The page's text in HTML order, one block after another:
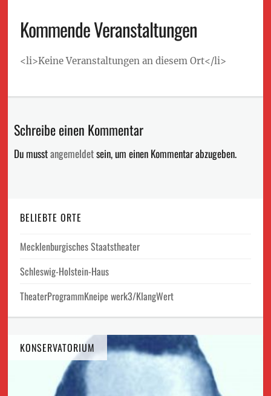
Kommende Veranstaltungen
<li>Keine Veranstaltungen an diesem Ort</li>
Schreibe einen Kommentar
Du musstangemeldetsein, um einen Kommentar abzugeben.
BELIEBTE ORTE
Mecklenburgisches Staatstheater
Schleswig-Holstein-Haus
TheaterProgrammKneipe werk3/KlangWert
KONSERVATORIUM